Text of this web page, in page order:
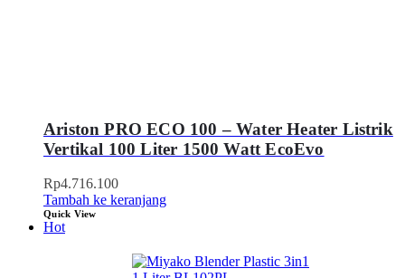
Ariston PRO ECO 100 – Water Heater Listrik
Vertikal 100 Liter 1500 Watt EcoEvo
Rp4.716.100
Tambah ke keranjang
Quick View
Hot